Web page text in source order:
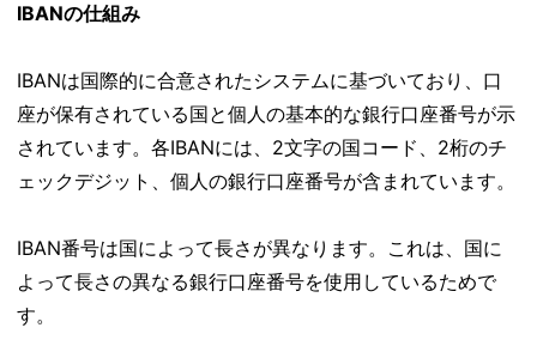
IBANの仕組み
IBANは国際的に合意されたシステムに基づいており、口
座が保有されている国と個人の基本的な銀行口座番号が示
されています。各IBANには、2文字の国コード、2桁のチ
ェックデジット、個人の銀行口座番号が含まれています。
IBAN番号は国によって長さが異なります。これは、国に
よって長さの異なる銀行口座番号を使用しているためで
す。